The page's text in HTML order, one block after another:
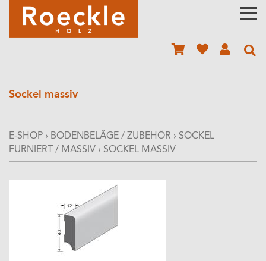
Sockel massiv
E-SHOP › BODENBELÄGE / ZUBEHÖR › SOCKEL
FURNIERT / MASSIV › SOCKEL MASSIV